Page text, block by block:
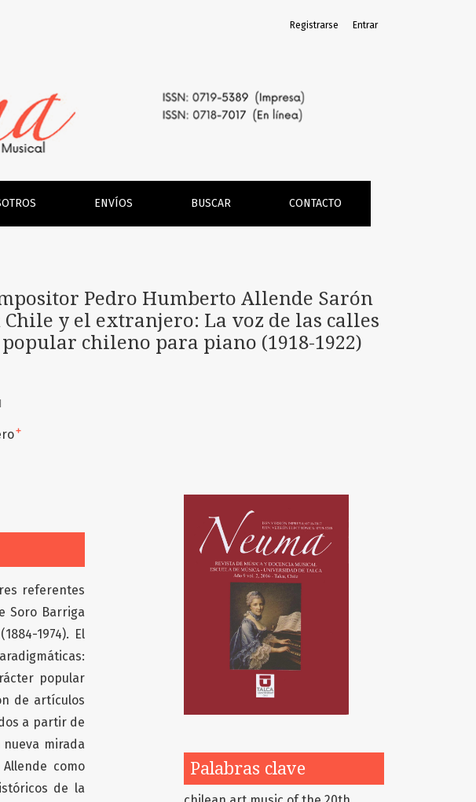
(1885-1959) desde la recepción de dos de sus obras en Chile y el extranjero
ENVÍOS BUSCAR CONTACTO
Registrarse Entrar
Pedro Humberto Allende Sarón
Chile y el extranjero: La voz de las calles
chileno para piano (1918-1922)
+
Palabras clave
referentes
Soro Barriga
1974). El
popular
de artículos
a partir de
mirada
como
de la